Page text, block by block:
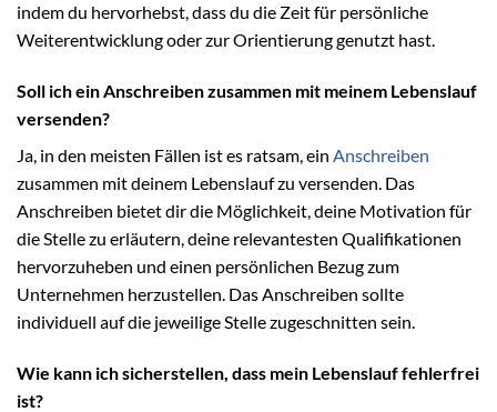
indem du hervorhebst, dass du die Zeit für persönliche
Weiterentwicklung oder zur Orientierung genutzt hast.
Soll ich ein Anschreiben zusammen mit meinem Lebenslauf
versenden?
Ja, in den meisten Fällen ist es ratsam, ein Anschreiben
zusammen mit deinem Lebenslauf zu versenden. Das
Anschreiben bietet dir die Möglichkeit, deine Motivation für
die Stelle zu erläutern, deine relevantesten Qualifikationen
hervorzuheben und einen persönlichen Bezug zum
Unternehmen herzustellen. Das Anschreiben sollte
individuell auf die jeweilige Stelle zugeschnitten sein.
Wie kann ich sicherstellen, dass mein Lebenslauf fehlerfrei
ist?